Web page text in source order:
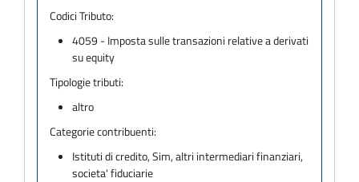
Codici Tributo:
4059 - Imposta sulle transazioni relative a derivati
su equity
Tipologie tributi:
altro
Categorie contribuenti:
Istituti di credito, Sim, altri intermediari finanziari,
societa' fiduciarie